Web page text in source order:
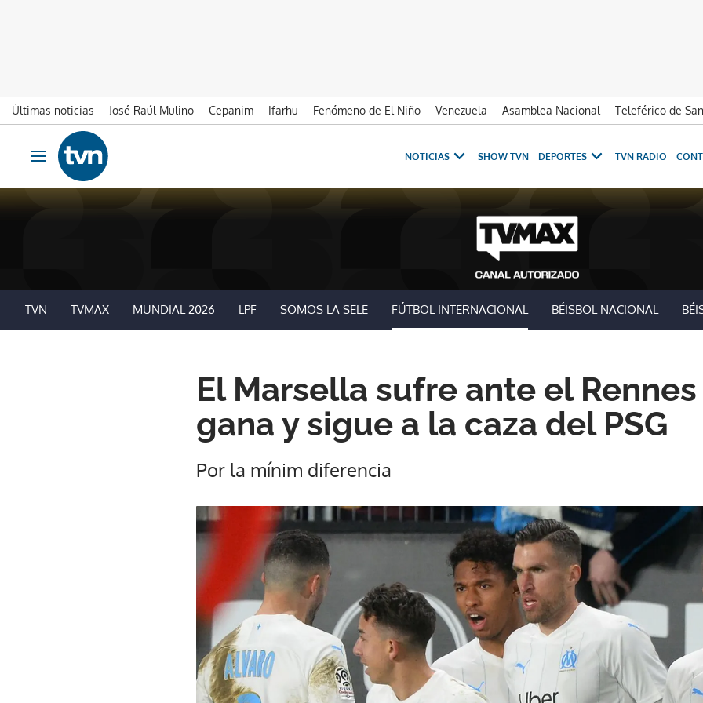
Últimas noticias José Raúl Mulino Cepanim Ifarhu Fenómeno de El Niño Venezuela Asamblea Nacional
Teleférico de
Ir al contenido
Obrir navegació
NOTICIAS SHOW TVN DEPORTES TVN RADIO
TVN TVMAX MUNDIAL 2026 LPF SOMOS LA SELE FÚTBOL INTERNACIONAL BÉISBOL NACIONAL
El Marsella sufre ante el
gana y sigue a la caza del PSG
Por la mínim diferencia